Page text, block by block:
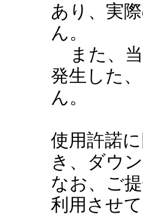
あり、実
ん。
また、当
発生した
ん。
使用許諾
き、ダウ
なお、ご
利用させ